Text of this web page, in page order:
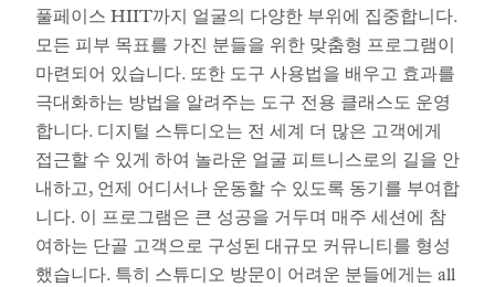
풀페이스 HIIT까지 얼굴의 다양한 부위에 집중합니다.
모든 피부 목표를 가진 분들을 위한 맞춤형 프로그램이
마련되어 있습니다. 또한 도구 사용법을 배우고 효과를
극대화하는 방법을 알려주는 도구 전용 클래스도 운영
합니다. 디지털 스튜디오는 전 세계 더 많은 고객에게
접근할 수 있게 하여 놀라운 얼굴 피트니스로의 길을 안
내하고, 언제 어디서나 운동할 수 있도록 동기를 부여합
니다. 이 프로그램은 큰 성공을 거두며 매주 세션에 참
여하는 단골 고객으로 구성된 대규모 커뮤니티를 형성
했습니다. 특히 스튜디오 방문이 어려운 분들에게는 all